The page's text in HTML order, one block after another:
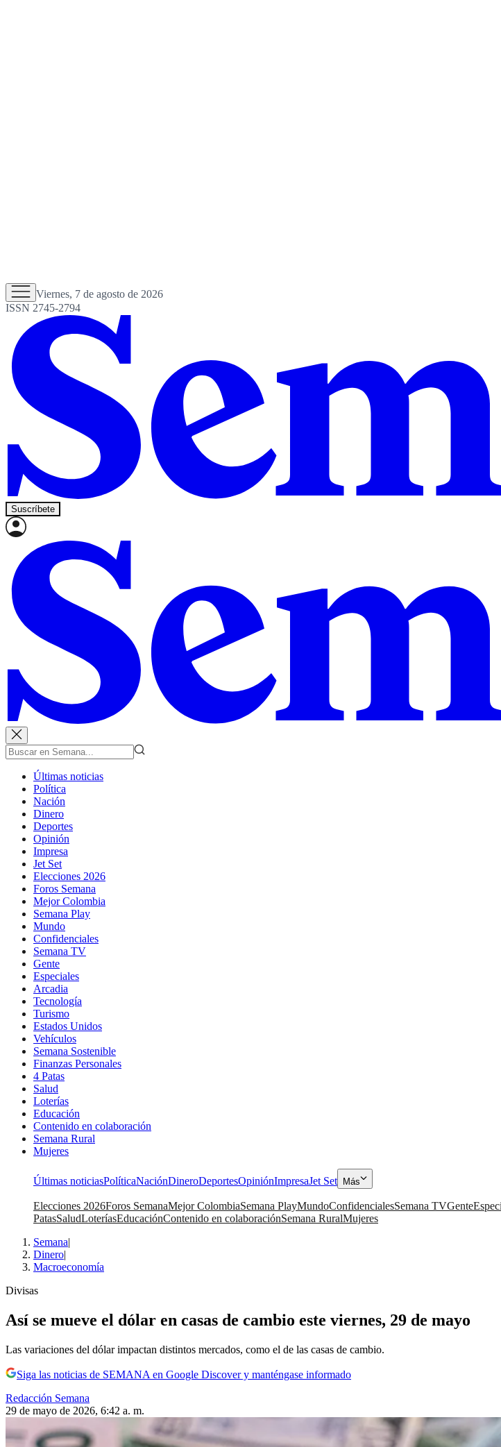
Viernes, 7 de agosto de 2026
ISSN 2745-2794
Suscríbete
Últimas noticias
Política
Nación
Dinero
Deportes
Opinión
Impresa
Jet Set
Elecciones 2026
Foros Semana
Mejor Colombia
Semana Play
Mundo
Confidenciales
Semana TV
Gente
Especiales
Arcadia
Tecnología
Turismo
Estados Unidos
Vehículos
Semana Sostenible
Finanzas Personales
4 Patas
Salud
Loterías
Educación
Contenido en colaboración
Semana Rural
Mujeres
Últimas noticiasPolíticaNaciónDineroDeportesOpiniónImpresaJet Set Más
Elecciones 2026Foros SemanaMejor ColombiaSemana PlayMundoConfidencialesSemana TVGente
PatasSaludLoteríasEducaciónContenido en colaboraciónSemana RuralMujeres
Semana|
Dinero|
Macroeconomía
Divisas
Así se mueve el dólar en casas de cambio este viernes, 29 de mayo
Las variaciones del dólar impactan distintos mercados, como el de las casas de cambio.
Siga las noticias de SEMANA en Google Discover y manténgase informado
Redacción Semana
29 de mayo de 2026, 6:42 a. m.